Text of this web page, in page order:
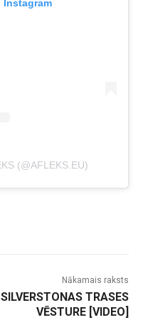
(@AFLEKS.EU)
Nākamais raksts
SILVERSTONAS TRASES
VĒSTURE [VIDEO]